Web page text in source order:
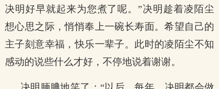
决明好早就起来为您煮了呢。”决明趁着凌陌尘
想心思之际，悄悄奉上一碗长寿面。希望自己的
主子刻意幸福，快乐一辈子。此时的凌陌尘不知
感动的说些什么才好，不停地说着谢谢。